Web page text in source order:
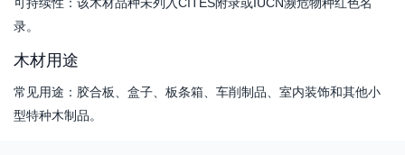
录。
木材用途
常见用途：胶合板、盒子、板条箱、车削制品、室内装饰和其他小
型特种木制品。